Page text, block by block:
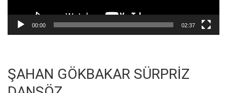
00:00 02:37
ŞAHAN GÖKBAKAR SÜRPRİZ